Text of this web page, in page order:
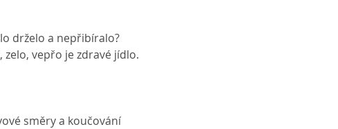
drželo a nepřibíralo?
vepřo je zdravé jídlo.
směry a koučování